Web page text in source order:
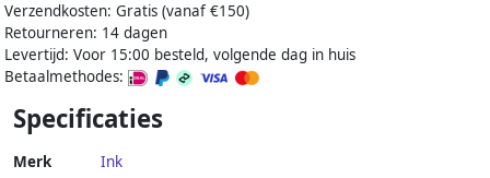
Verzendkosten: Gratis (vanaf €150)
Retourneren: 14 dagen
Levertijd: Voor 15:00 besteld, volgende dag in huis
Betaalmethodes:
Specificaties
Merk Ink